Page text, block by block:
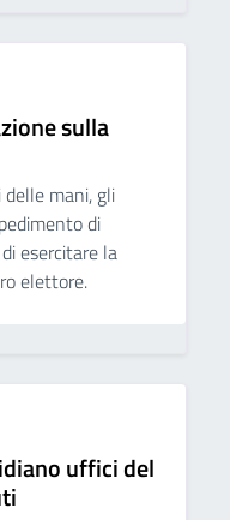
sulla
mani, gli
di
esercitare la
elettore.
uffici del